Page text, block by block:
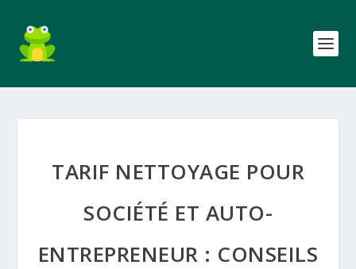
TARIF NETTOYAGE POUR
SOCIÉTÉ ET AUTO-
ENTREPRENEUR : CONSEILS